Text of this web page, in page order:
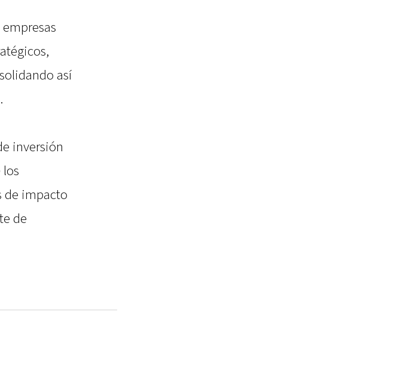
así
inversión
de impacto
de